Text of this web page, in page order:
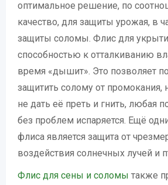
оптимальное решение, по
качество, для защиты урожая, в
защиты соломы. Флис для
способностью к отталкиванию
время «дышит». Это позволяет
защитить солому от промокания,
не дать её преть и гнить, любая
без проблем испаряется. Ещё
флиса является защита от
воздействия солнечных лучей и
Флис для сены и соломы также